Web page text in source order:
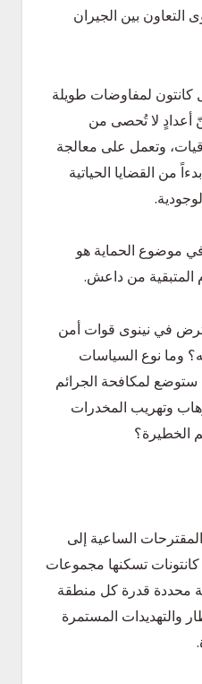
التعاون بين الجيران
لمفاوضات طويلة
أعدادٍ لا تُحصى من
وتعمل على معالجة
من القضايا الحياتية
موضوع الحماية هو
المتبقية من داعش.
في نينوى قوات أمن
وما نوع السياسات
ستوضع لمكافحة الجرائم
وتهريب المخدرات
الخطيرة؟
الساعية إلى
تسكنها مجموعات
محددة قدرة كل منطقة
والتهديدات المستمرة